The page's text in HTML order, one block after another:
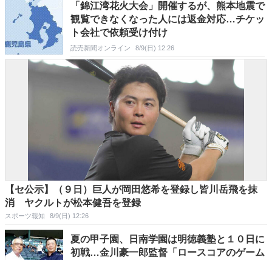
「錦江湾花火大会」開催するが、熊本地震で
観覧できなくなった人には返金対応…チケッ
ト会社で依頼受け付け
読売新聞オンライン 8/9(日) 12:26
【セ公示】（９日）巨人が岡田悠希を登録し皆川岳飛を抹
消 ヤクルトが松本健吾を登録
スポーツ報知 8/9(日) 12:26
夏の甲子園、日南学園は明徳義塾と１０日に
初戦…金川豪一郎監督「ロースコアのゲーム